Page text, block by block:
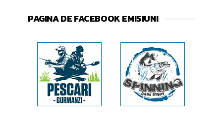
PAGINA DE FACEBOOK EMISIUNI